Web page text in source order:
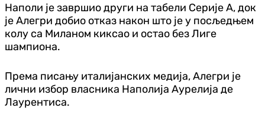
Наполи је завршио други на табели Серије А, док
је Алегри добио отказ након што је у посљедњем
колу са Миланом киксао и остао без Лиге
шампиона.
Према писању италијанских медија, Алегри је
лични избор власника Наполија Аурелија де
Лаурентиса.